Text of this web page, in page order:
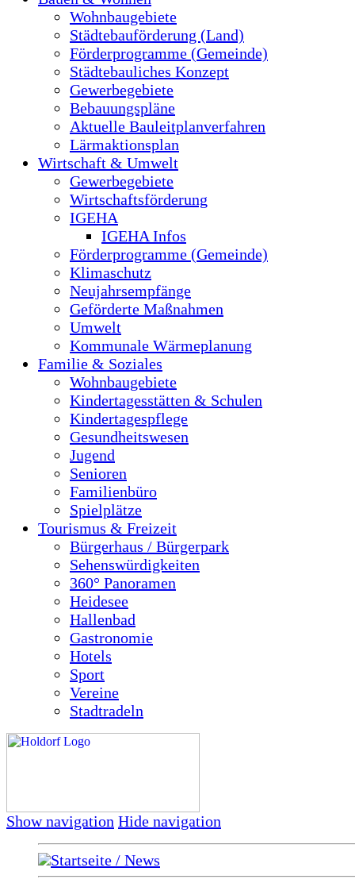
Wohnbaugebiete
Städtebauförderung (Land)
Förderprogramme (Gemeinde)
Städtebauliches Konzept
Gewerbegebiete
Bebauungspläne
Aktuelle Bauleitplanverfahren
Lärmaktionsplan
Wirtschaft & Umwelt
Gewerbegebiete
Wirtschaftsförderung
IGEHA
IGEHA Infos
Förderprogramme (Gemeinde)
Klimaschutz
Neujahrsempfänge
Geförderte Maßnahmen
Umwelt
Kommunale Wärmeplanung
Familie & Soziales
Wohnbaugebiete
Kindertagesstätten & Schulen
Kindertagespflege
Gesundheitswesen
Jugend
Senioren
Familienbüro
Spielplätze
Tourismus & Freizeit
Bürgerhaus / Bürgerpark
Sehenswürdigkeiten
360° Panoramen
Heidesee
Hallenbad
Gastronomie
Hotels
Sport
Vereine
Stadtradeln
Show navigation Hide navigation
Startseite / News